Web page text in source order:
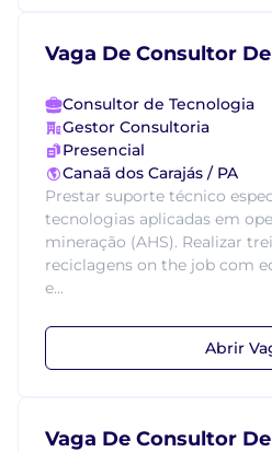
Vaga De Consultor
Consultor de Tecnologia
Gestor Consultoria
Presencial
Canaã dos Carajás / PA
Prestar suporte técnico
tecnologias aplicadas em
mineração (AHS). Realizar
reciclagens on the job com
e...
Abrir
Vaga De Consultor